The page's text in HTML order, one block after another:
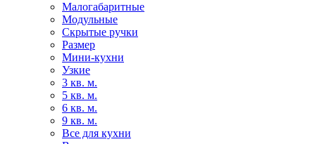
Малогабаритные
Модульные
Скрытые ручки
Размер
Мини-кухни
Узкие
3 кв. м.
5 кв. м.
6 кв. м.
9 кв. м.
Все для кухни